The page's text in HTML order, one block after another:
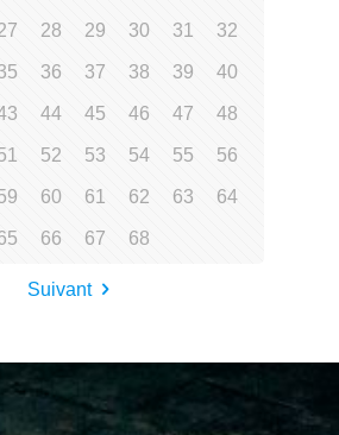
28 29 30 31 32
36 37 38 39 40
44 45 46 47 48
52 53 54 55 56
60 61 62 63 64
66 67 68
Suivant